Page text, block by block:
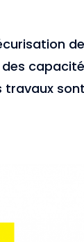
des
travaux